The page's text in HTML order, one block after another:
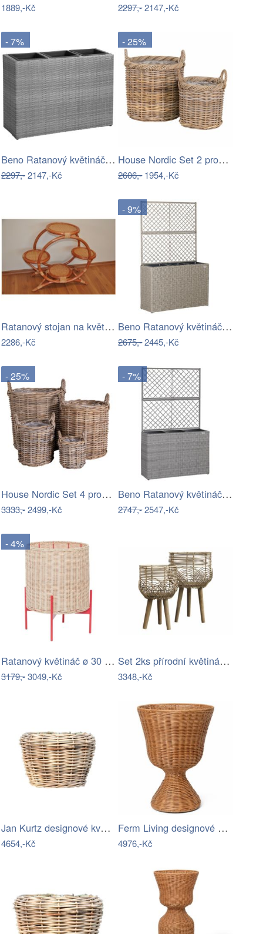
1889,-Kč 2297,-2147,-Kč
- 7%
Beno Ratanový květináč 3 v 1 šedá
2297,-2147,-Kč
- 25%
House Nordic Set 2 proutěných květináčů…
2606,-1954,-Kč
Ratanový stojan na květináče - AX
2286,-Kč
- 9%
Beno Ratanový květináč s oporou 3 v 1…
2675,-2445,-Kč
- 25%
House Nordic Set 4 proutěných květináčů…
3333,-2499,-Kč
- 7%
Beno Ratanový květináč s oporou 3 v 1…
2747,-2547,-Kč
- 4%
Ratanový květináč ø 30 cm Splint –…
3179,-3049,-Kč
Set 2ks přírodní květináč na nožičkách…
3348,-Kč
Jan Kurtz designové květináče Palau …
4654,-Kč
Ferm Living designové stojany na…
4976,-Kč